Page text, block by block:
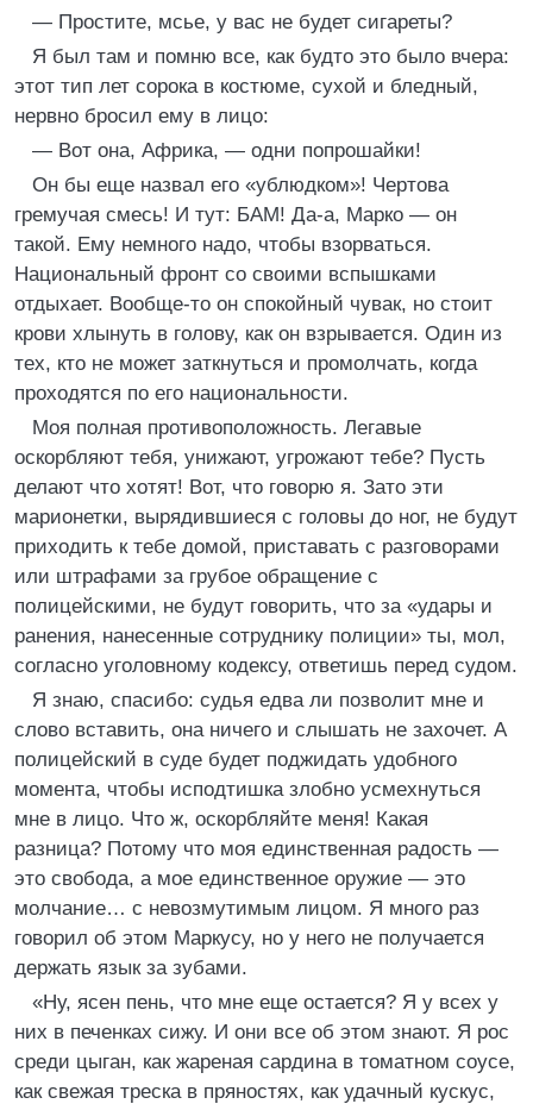
— Простите, мсье, у вас не будет сигареты?
Я был там и помню все, как будто это было вчера:
этот тип лет сорока в костюме, сухой и бледный,
нервно бросил ему в лицо:
— Вот она, Африка, — одни попрошайки!
Он бы еще назвал его «ублюдком»! Чертова
гремучая смесь! И тут: БАМ! Да-а, Марко — он
такой. Ему немного надо, чтобы взорваться.
Национальный фронт со своими вспышками
отдыхает. Вообще-то он спокойный чувак, но стоит
крови хлынуть в голову, как он взрывается. Один из
тех, кто не может заткнуться и промолчать, когда
проходятся по его национальности.
Моя полная противоположность. Легавые
оскорбляют тебя, унижают, угрожают тебе? Пусть
делают что хотят! Вот, что говорю я. Зато эти
марионетки, вырядившиеся с головы до ног, не будут
приходить к тебе домой, приставать с разговорами
или штрафами за грубое обращение с
полицейскими, не будут говорить, что за «удары и
ранения, нанесенные сотруднику полиции» ты, мол,
согласно уголовному кодексу, ответишь перед судом.
Я знаю, спасибо: судья едва ли позволит мне и
слово вставить, она ничего и слышать не захочет. А
полицейский в суде будет поджидать удобного
момента, чтобы исподтишка злобно усмехнуться
мне в лицо. Что ж, оскорбляйте меня! Какая
разница? Потому что моя единственная радость —
это свобода, а мое единственное оружие — это
молчание… с невозмутимым лицом. Я много раз
говорил об этом Маркусу, но у него не получается
держать язык за зубами.
«Ну, ясен пень, что мне еще остается? Я у всех у
них в печенках сижу. И они все об этом знают. Я рос
среди цыган, как жареная сардина в томатном соусе,
как свежая треска в пряностях, как удачный кускус,